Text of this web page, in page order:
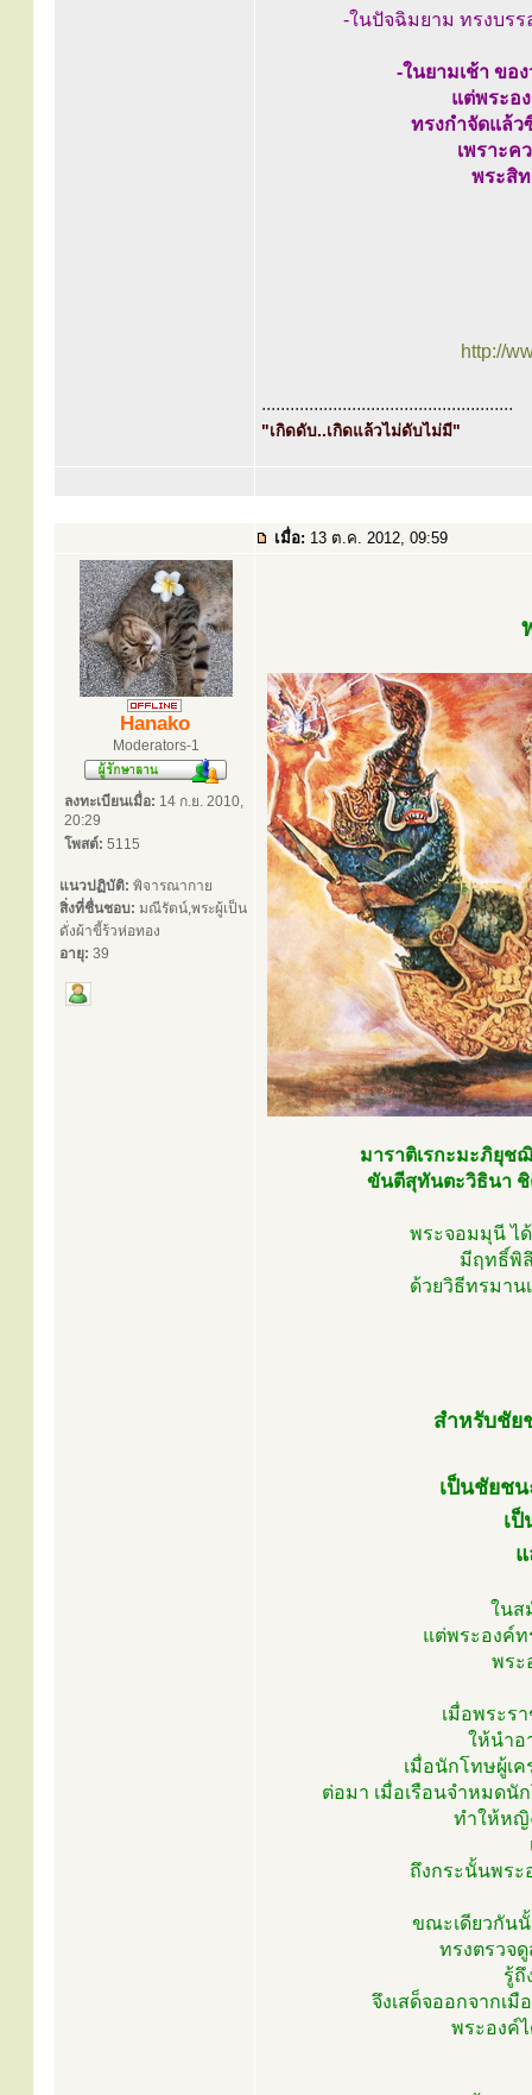
-ในปัจฉิมยาม ทรงบร
-ในยามเช้า ขอ
แต่พระอ
ทรงกำจัดแล้ว
เพราะค
พระสิ
http://
.....................................................
"เกิดดับ..เกิดแล้วไม่ดับไม่มี"
เมื่อ: 13 ต.ค. 2012, 09:59
Hanako
Moderators-1
ลงทะเบียนเมื่อ: 14 ก.ย. 2010,
20:29
โพสต์: 5115
แนวปฏิบัติ: พิจารณากาย
สิ่งที่ชื่นชอบ: มณีรัตน์,พระผู้เป็น
ดั่งผ้าขี้ร้วห่อทอง
อายุ: 39
มาราติเรกะมะภิยุช
ขันตีสุทันตะวิธินา ชิ
พระจอมมุนี ไ
มีฤทธิ์พิ
ด้วยวิธีทรมา
สำหรับชัย
เป็นชัยช
เ
ในส
แต่พระองค์
พระ
เมื่อพระร
ให้นำอ
เมื่อนักโทษผู้เ
ต่อมา เมื่อเรือนจำหมดนั
ทำให้หญิ
ถึงกระนั้นพระ
ขณะเดียวกันนั้
ทรงตรวจ
รู้ถึ
จึงเสด็จออกจากเ
พระองค์